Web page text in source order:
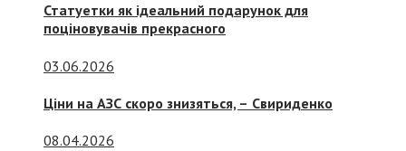
Статуетки як ідеальний подарунок для
поціновувачів прекрасного
03.06.2026
Ціни на АЗС скоро знизяться, – Свириденко
08.04.2026